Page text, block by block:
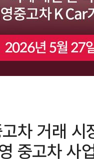
차 거래
중고차 사